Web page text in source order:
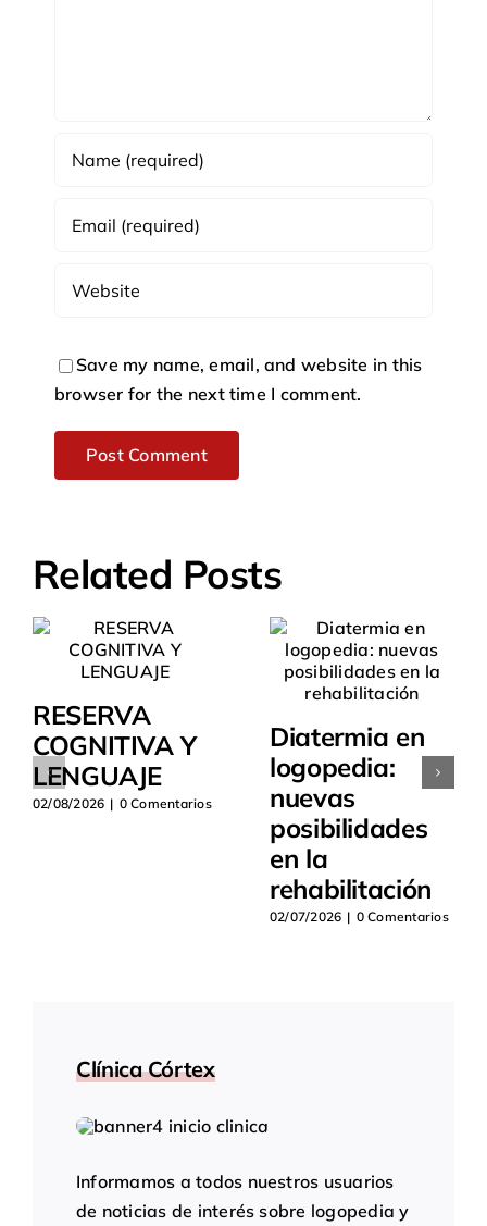
Save my name, email, and website in this
browser for the next time I comment.
Related Posts
RESERVA
COGNITIVA Y
LENGUAJE
02/08/2026 | 0 Comentarios
Diatermia en
logopedia:
nuevas
posibilidades
en la
rehabilitación
02/07/2026 | 0 Comentarios
Clínica Córtex
Informamos a todos nuestros usuarios
de noticias de interés sobre logopedia y